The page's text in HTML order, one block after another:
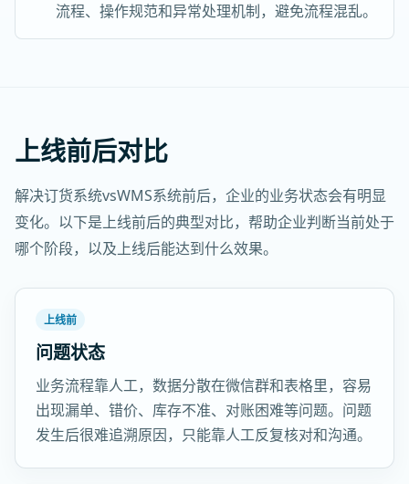
流程、操作规范和异常处理机制，避免流程混乱。
上线前后对比
解决订货系统vsWMS系统前后，企业的业务状态会有明显
变化。以下是上线前后的典型对比，帮助企业判断当前处于
哪个阶段，以及上线后能达到什么效果。
上线前
问题状态
业务流程靠人工，数据分散在微信群和表格里，容易
出现漏单、错价、库存不准、对账困难等问题。问题
发生后很难追溯原因，只能靠人工反复核对和沟通。